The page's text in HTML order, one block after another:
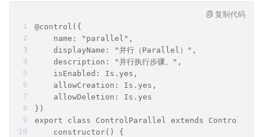
@control({
    name: "parallel",
    displayName: "并行（Parallel）",
    description: "并行执行步骤。",
    isEnabled: Is.yes,
    allowCreation: Is.yes,
    allowDeletion: Is.yes
})
export class ControlParallel extends
    constructor() {
复制代码